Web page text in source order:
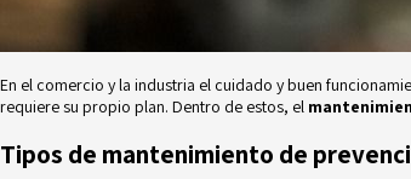
En el comercio y la industria el cuidado y buen
requiere su propio plan. Dentro de estos, el
Tipos de mantenimiento de